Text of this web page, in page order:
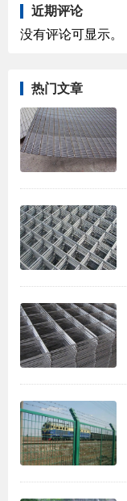
近期评论
没有评论可显示。
热门文章